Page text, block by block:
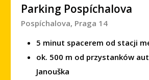
Parking Pospíchalova
Pospíchalova, Praga 14
5 minut spacerem od stacji
ok. 500 m od przystanków
Janouška